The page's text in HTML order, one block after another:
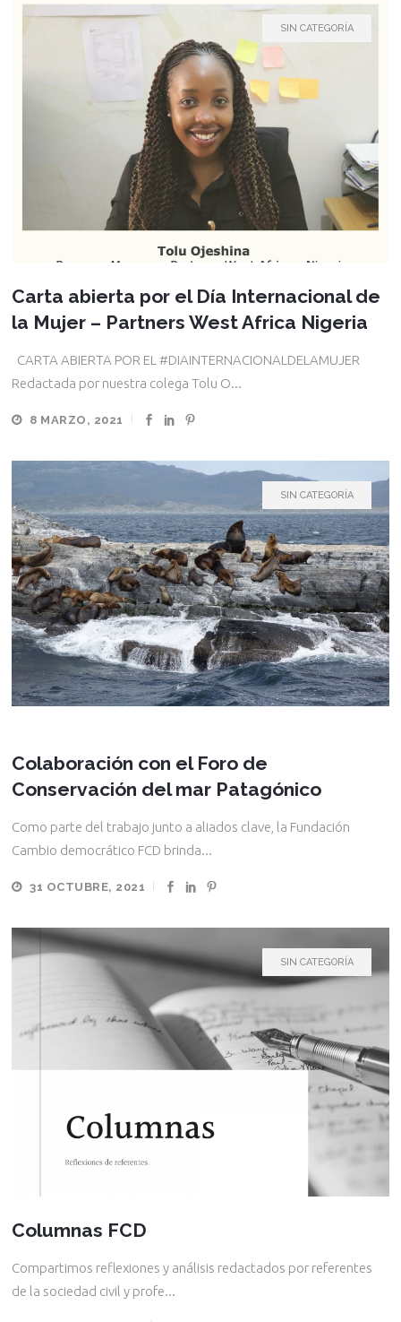
SIN CATEGORÍA
Carta abierta por el Día Internacional de
la Mujer – Partners West Africa Nigeria
CARTA ABIERTA POR EL #DIAINTERNACIONALDELAMUJER
Redactada por nuestra colega Tolu O...
8 MARZO, 2021
SIN CATEGORÍA
Colaboración con el Foro de
Conservación del mar Patagónico
Como parte del trabajo junto a aliados clave, la Fundación
Cambio democrático FCD brinda...
31 OCTUBRE, 2021
SIN CATEGORÍA
Columnas FCD
Compartimos reflexiones y análisis redactados por referentes
de la sociedad civil y profe...